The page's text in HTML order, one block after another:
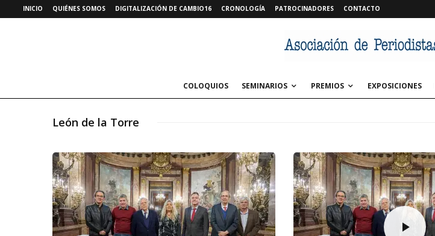
INICIO QUIÉNES SOMOS DIGITALIZACIÓN DE CAMBIO16 CRONOLOGÍA PATROCINADORES CONTACTO
COLOQUIOS SEMINARIOS PREMIOS EXPOSICIONES
León de la Torre